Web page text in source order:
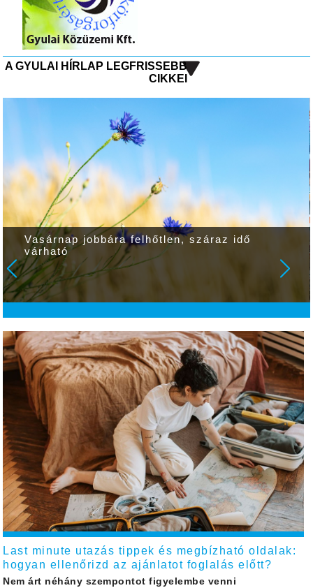
A GYULAI HÍRLAP LEGFRISSEBB
CIKKEI
Vasárnap jobbára felhőtlen, száraz idő
várható
Last minute utazás tippek és megbízható oldalak:
hogyan ellenőrizd az ajánlatot foglalás előtt?
Nem árt néhány szempontot figyelembe venni